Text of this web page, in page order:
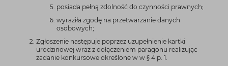
posiada pełną zdolność do czynności prawnych;
wyraziła zgodę na przetwarzanie danych
osobowych;
Zgłoszenie następuje poprzez uzupełnienie kartki
urodzinowej wraz z dołączeniem paragonu realizując
zadanie konkursowe określone w w § 4 p. 1.